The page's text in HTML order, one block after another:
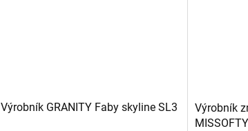
Výrobník GRANITY Faby skyline SL3
Výrobník
MISSOFTY